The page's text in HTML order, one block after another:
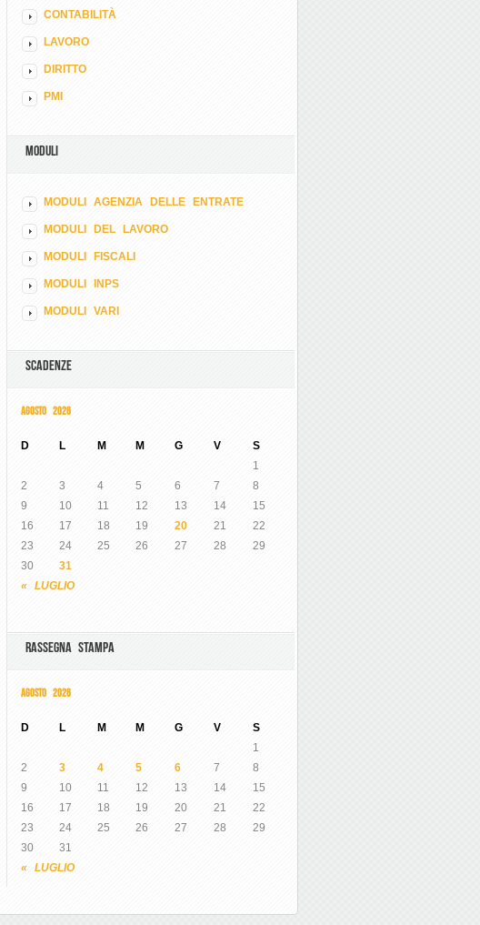
CONTABILITÀ
LAVORO
DIRITTO
PMI
MODULI
MODULI AGENZIA DELLE ENTRATE
MODULI DEL LAVORO
MODULI FISCALI
MODULI INPS
MODULI VARI
SCADENZE
AGOSTO 2026
D L M M G V S
« LUGLIO
1
2
3 4 5 6 7
8
9
10 11 12 13 14
15
16
17 18 19 20 21
22
23
24 25 26 27 28
29
30
31
RASSEGNA STAMPA
AGOSTO 2026
D L M M G V S
« LUGLIO
1
2
3 4 5 6 7
8
9
10 11 12 13 14
15
16
17 18 19 20 21
22
23
24 25 26 27 28
29
30
31